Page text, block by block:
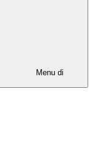
Menu di